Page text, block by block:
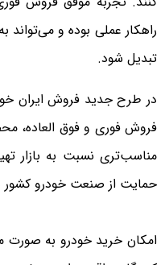
راهکار عملی بوده و
تبدیل شود.
در طرح جدید فروش ایران
فروش فوری و فوق العاده،
مناسب‌تری نسبت به بازار
حمایت از صنعت خودرو کشور
امکان خرید خودرو به صورت